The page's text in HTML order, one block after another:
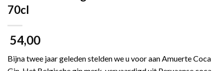
70cl
54,00
Bijna twee jaar geleden stelden we u voor aan AmuerteCoca